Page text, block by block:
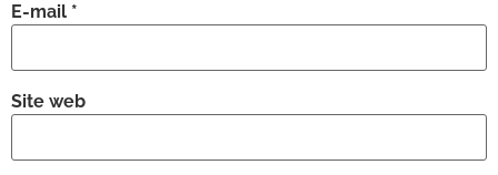
E-mail *
Site web